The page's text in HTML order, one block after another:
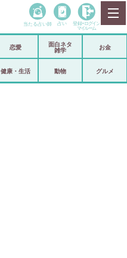
政治
当たる占い師 占い 登録• ログイン
マイルーム
恋愛
面白ネタ
雑学
お金
健康・生活 動物 グルメ